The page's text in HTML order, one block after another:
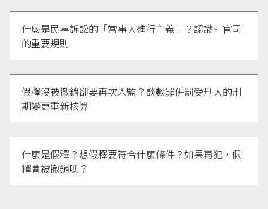
罪執行完畢5年以內，仍再犯三犯之重罪，且三犯之
重罪均係於94年2月2日修法增訂刑法第77條第2項第
2款限制假釋條件之規定及95年7月1日施行以後，所
「故意」成立之犯行，非其行為時不能有所認識將受
能期待或考量徒刑對其有教化之功效，亦無以假釋施
予恩惠或教化而防止再犯之餘地。」
許智源（2018），〈三振法案對不得假釋受刑人在
監服刑之影響：以嘉義監獄為例
〉，《國立中正大學
犯罪防治研究所碩士論文》，頁9。
什麼是民事訴訟的「當事人進行主義」？認識打官司
的重要規則
假釋沒被撤銷卻要再次入監？談數罪併罰受刑人的刑
期變更重新核算
什麼是假釋？想假釋要符合什麼條件？如果再犯，假
釋會被撤銷嗎？